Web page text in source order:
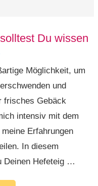
Du wissen
Möglichkeit, um
und
frisches Gebäck
intensiv mit dem
Erfahrungen
In diesem
Deinen Hefeteig …